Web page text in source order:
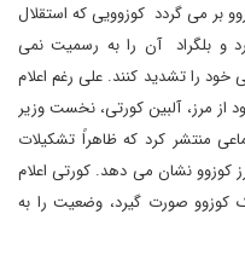
بر می گردد کوزوویی که استقلال
در سال 2008 اعلام کرد و بلگراد آن را به رسمیت نمی
را تشدید کنند. علی رغم اعلام
از مرز، آلبین کورتی، نخست وزیر
منتشر کرد که ظاهراً تشکیلات
کوزوو نشان می دهد. کورتی اعلام
کوزوو صورت گیرد، وضعیت را به